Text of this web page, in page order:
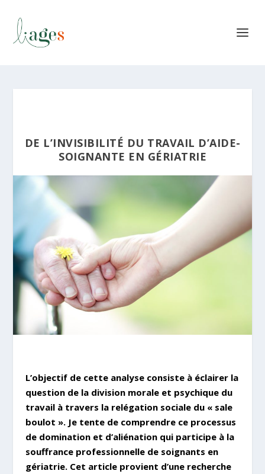
DE L’INVISIBILITÉ DU TRAVAIL D’AIDE-
SOIGNANTE EN GÉRIATRIE
L’objectif de cette analyse consiste à éclairer la
question de la division morale et psychique du
travail à travers la relégation sociale du « sale
boulot ». Je tente de comprendre ce processus
de domination et d’aliénation qui participe à la
souffrance professionnelle de soignants en
gériatrie. Cet article provient d’une recherche